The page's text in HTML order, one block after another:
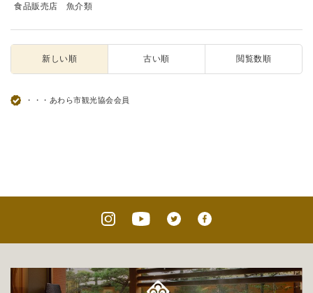
食品販売店
魚介類
新しい順 古い順 閲覧数順
・・・あわら市観光協会会員